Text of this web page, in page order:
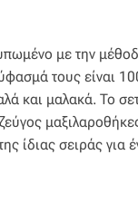
με την
τους είναι
και μαλακά. To
ίδιας σειράς για